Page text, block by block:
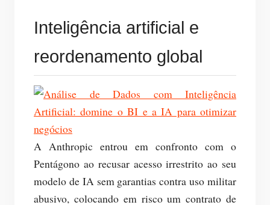
Inteligência artificial e
reordenamento global
A Anthropic entrou em confronto com o
Pentágono ao recusar acesso irrestrito ao seu
modelo de IA sem garantias contra uso militar
abusivo, colocando em risco um contrato de